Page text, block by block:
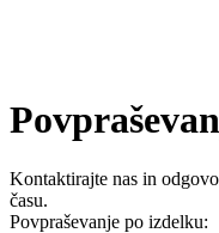
Kontaktirajte nas in
času.
Povpraševanje po izdelku: